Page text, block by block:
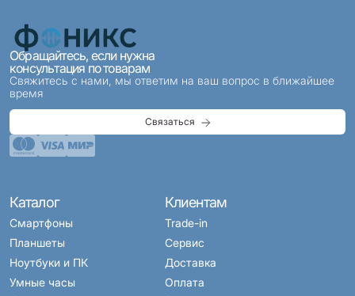
Обращайтесь, если нужна
консультация по товарам
Свяжитесь с нами, мы ответим на ваш вопрос в ближайшее
время
Связаться
Каталог
Смартфоны
Планшеты
Ноутбуки и ПК
Умные часы
Клиентам
Trade-in
Сервис
Доставка
Оплата